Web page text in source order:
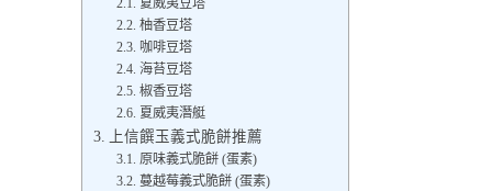
夏威夷豆塔
柚香豆塔
咖啡豆塔
海苔豆塔
椒香豆塔
夏威夷潛艇
上信饌玉義式脆餅推薦
原味義式脆餅 (蛋素)
蔓越莓義式脆餅 (蛋素)